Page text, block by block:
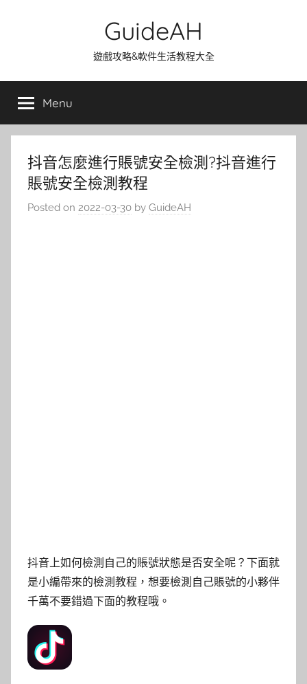
GuideAH
遊戲攻略&軟件生活教程大全
Menu
抖音怎麼進行賬號安全檢測?抖音進行
賬號安全檢測教程
Posted on 2022-03-30 by GuideAH
抖音上如何檢測自己的賬號狀態是否安全呢？下面就
是小編帶來的檢測教程，想要檢測自己賬號的小夥伴
千萬不要錯過下面的教程哦。